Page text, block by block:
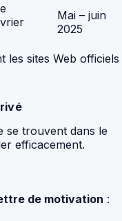
Mai – juin
2025
les sites Web officiels
se trouvent dans le
efficacement.
de motivation :